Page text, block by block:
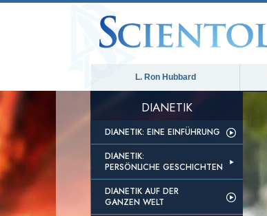
L. Ron Hubbard
DIANETIK
DIANETIK: EINE EINFÜHRUNG
DIANETIK:
PERSÖNLICHE GESCHICHTEN
DIANETIK AUF DER
GANZEN WELT